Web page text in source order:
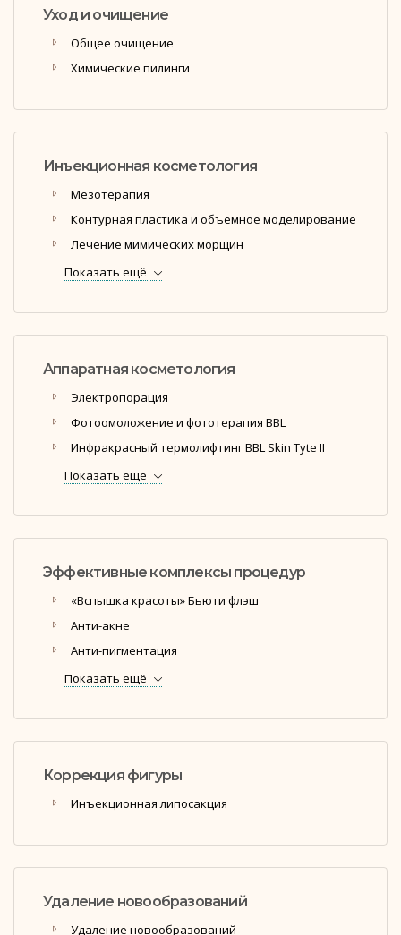
Уход и очищение
Общее очищение
Химические пилинги
Инъекционная косметология
Мезотерапия
Контурная пластика и объемное моделирование
Лечение мимических морщин
Показать ещё
Аппаратная косметология
Электропорация
Фотоомоложение и фототерапия BBL
Инфракрасный термолифтинг BBL Skin Tyte II
Показать ещё
Эффективные комплексы процедур
«Вспышка красоты» Бьюти флэш
Анти-акне
Анти-пигментация
Показать ещё
Коррекция фигуры
Инъекционная липосакция
Удаление новообразований
Удаление новообразований